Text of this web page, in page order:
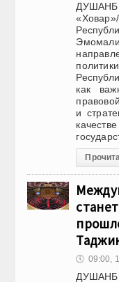
как
и
🕔 09:00,